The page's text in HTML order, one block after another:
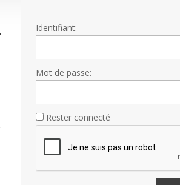
Identifiant:
Mot de passe:
Rester connecté